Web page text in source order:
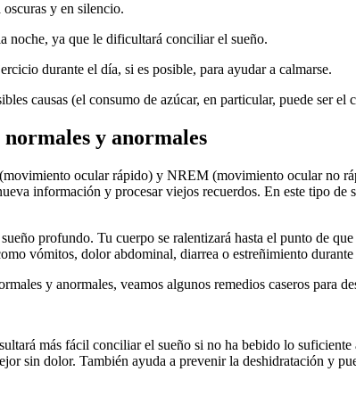
y en silencio.
noche, ya que le dificultará conciliar el sueño.
durante el día, si es posible, para ayudar a calmarse.
causas (el consumo de azúcar, en particular, puede ser el
y anormales
ocular rápido) y NREM (movimiento ocular no
información y procesar viejos recuerdos. En este tipo
profundo. Tu cuerpo se ralentizará hasta el punto de
vómitos, dolor abdominal, diarrea o estreñimiento durante
y anormales, veamos algunos remedios caseros para
más fácil conciliar el sueño si no ha bebido lo
sin dolor. También ayuda a prevenir la deshidratación y